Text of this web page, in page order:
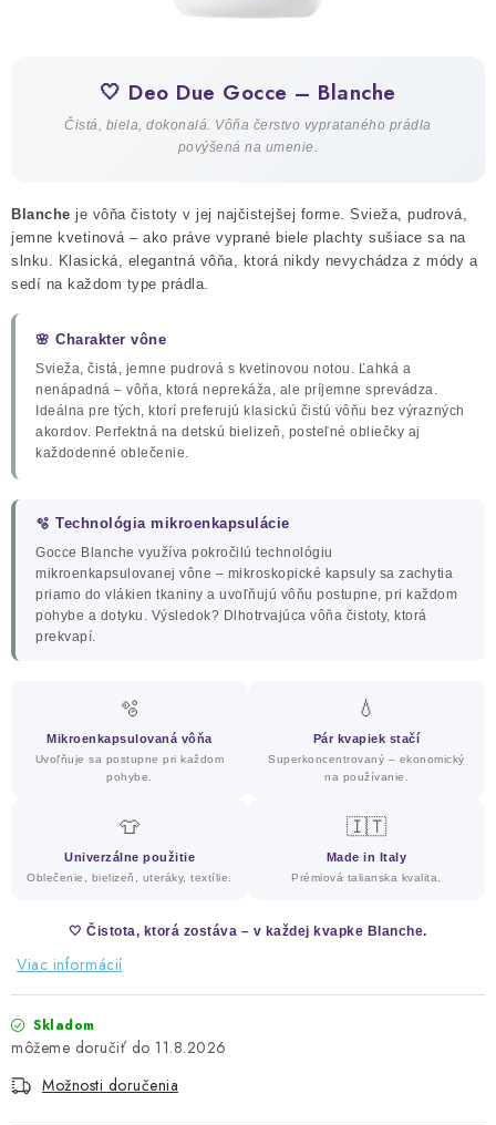
DISTRIBÚCIA - B2B SPOLUPRÁCA
CENY A SPÔSOBY DOPRAVY
UPRATOVACIE SLUŽBY
ZAREGISTRUJTE SA
OBCHODNÉ PODMIENKY
Obchodné podmienky Podmienky ochrany osobných údajov
🤍 Deo Due Gocce – Blanche
Čistá, biela, dokonalá. Vôňa čerstvo vyprataného prádla
povýšená na umenie.
Blanche je vôňa čistoty v jej najčistejšej forme. Svieža, pudrová,
jemne kvetinová – ako práve vyprané biele plachty sušiace sa na
slnku. Klasická, elegantná vôňa, ktorá nikdy nevychádza z módy a
sedí na každom type prádla.
🌸 Charakter vône
Svieža, čistá, jemne pudrová s kvetinovou notou. Ľahká a
nenápadná – vôňa, ktorá neprekáža, ale príjemne sprevádza.
Ideálna pre tých, ktorí preferujú klasickú čistú vôňu bez výrazných
akordov. Perfektná na detskú bielizeň, posteľné obliečky aj
každodenné oblečenie.
🫧 Technológia mikroenkapsulácie
Gocce Blanche využíva pokročilú technológiu
mikroenkapsulovanej vône – mikroskopické kapsuly sa zachytia
priamo do vlákien tkaniny a uvoľňujú vôňu postupne, pri každom
pohybe a dotyku. Výsledok? Dlhotrvajúca vôňa čistoty, ktorá
prekvapí.
🫧
Mikroenkapsulovaná vôňa
Uvoľňuje sa postupne pri každom
pohybe.
💧
Pár kvapiek stačí
Superkoncentrovaný – ekonomický
na používanie.
👕
Univerzálne použitie
Oblečenie, bielizeň, uteráky, textílie.
🇮🇹
Made in Italy
Prémiová talianska kvalita.
🤍 Čistota, ktorá zostáva – v každej kvapke Blanche.
Viac informácií
Skladom
11.8.2026
Možnosti doručenia